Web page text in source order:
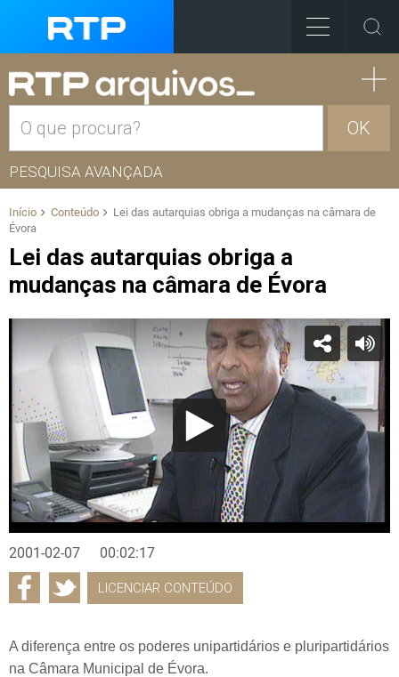
OK
PESQUISA AVANÇADA
Início Conteúdo
Lei das autarquias obriga a mudanças na câmara de
Évora
Lei das autarquias obriga a
mudanças na câmara de Évora
2001-02-07 00:02:17
LICENCIAR CONTEÚDO
A diferença entre os poderes unipartidários e pluripartidários
na Câmara Municipal de Évora.